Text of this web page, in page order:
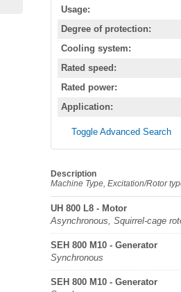
Usage:
Degree of protection:
Cooling system:
Rated speed:
Rated power:
Application:
Toggle Advanced Search
Description
Machine Type, Excitation/Rotor
UH 800 L8 - Motor
Asynchronous, Squirrel-cage
SEH 800 M10 - Generator
Synchronous
SEH 800 M10 - Generator